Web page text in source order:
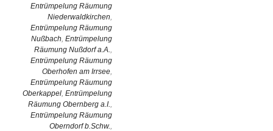
Entrümpelung Räumung
Niederwaldkirchen,
Entrümpelung Räumung
Nußbach, Entrümpelung
Räumung Nußdorf a.A.,
Entrümpelung Räumung
Oberhofen am Irrsee,
Entrümpelung Räumung
Oberkappel, Entrümpelung
Räumung Obernberg a.I.,
Entrümpelung Räumung
Oberndorf b.Schw.,